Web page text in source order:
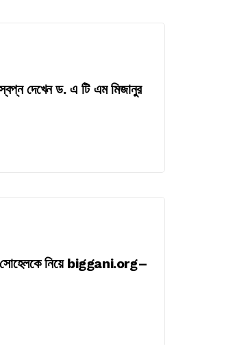
দেখেন ড. এ টি এম মিজানুর
সোহেলকে নিয়ে biggani.org–